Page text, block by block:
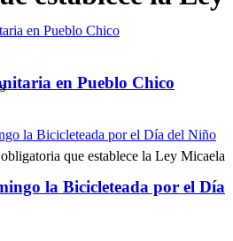
en Pueblo Chico
la Bicicleteada por el Día